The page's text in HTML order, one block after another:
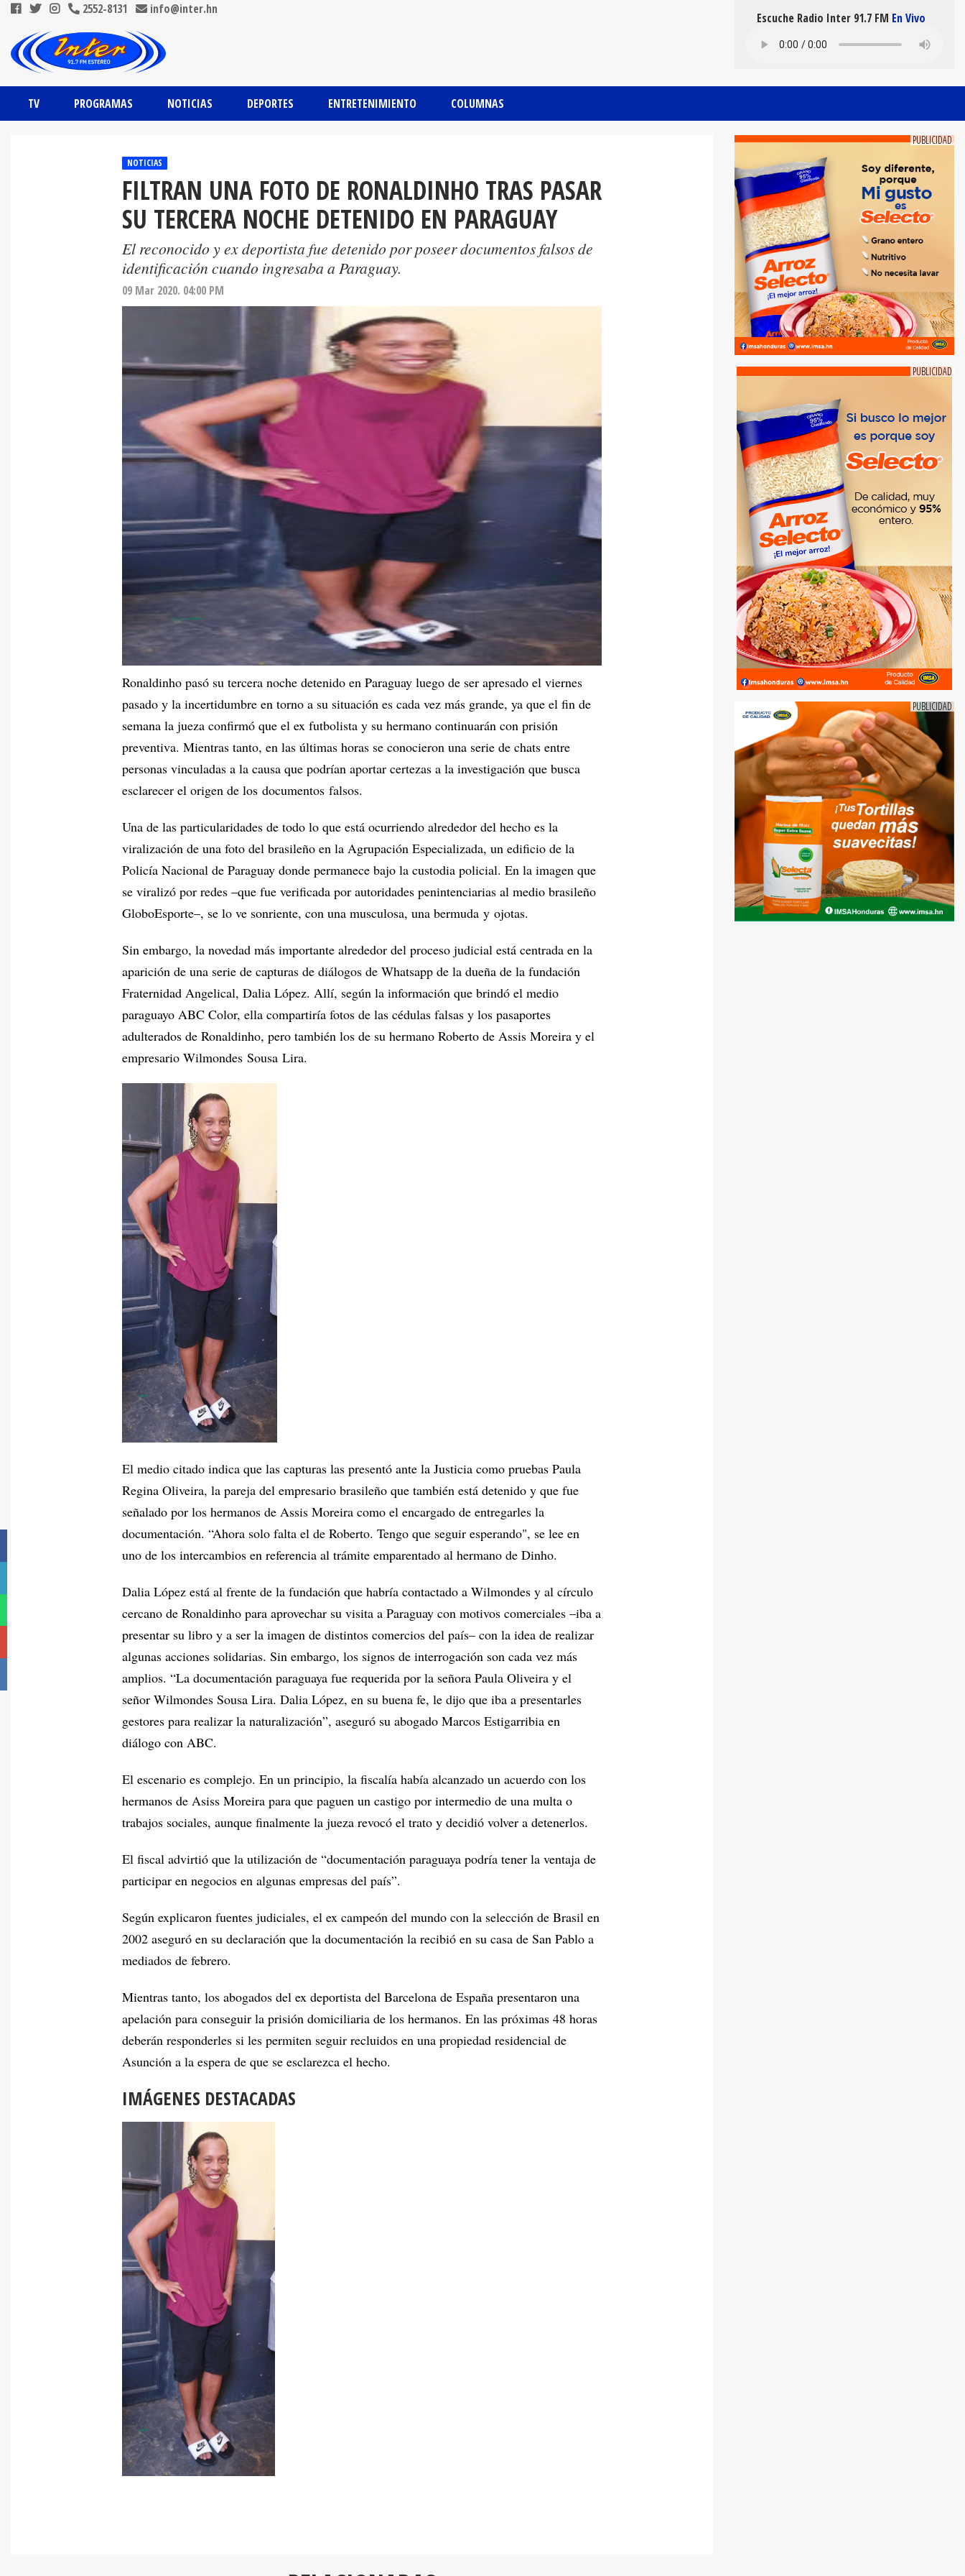
2552-8131 info@inter.hn
TV PROGRAMAS NOTICIAS DEPORTES ENTRETENIMIENTO COLUMNAS
Escuche Radio Inter 91.7 FM En Vivo
NOTICIAS
FILTRAN UNA FOTO DE RONALDINHO TRAS PASAR
SU TERCERA NOCHE DETENIDO EN PARAGUAY
El reconocido y ex deportista fue detenido por poseer documentos falsos de
identificación cuando ingresaba a Paraguay.
09 Mar 2020. 04:00 PM
Ronaldinho pasó su tercera noche detenido en Paraguay luego de ser apresado el viernes
pasado y la incertidumbre en torno a su situación es cada vez más grande, ya que el fin de
semana la jueza confirmó que el ex futbolista y su hermano continuarán con prisión
preventiva. Mientras tanto, en las últimas horas se conocieron una serie de chats entre
personas vinculadas a la causa que podrían aportar certezas a la investigación que busca
esclarecer el origen de los documentos falsos.
Una de las particularidades de todo lo que está ocurriendo alrededor del hecho es la
viralización de una foto del brasileño en la Agrupación Especializada, un edificio de la
Policía Nacional de Paraguay donde permanece bajo la custodia policial. En la imagen que
se viralizó por redes –que fue verificada por autoridades penintenciarias al medio brasileño
GloboEsporte–, se lo ve sonriente, con una musculosa, una bermuda y ojotas.
Sin embargo, la novedad más importante alrededor del proceso judicial está centrada en la
aparición de una serie de capturas de diálogos de Whatsapp de la dueña de la fundación
Fraternidad Angelical, Dalia López. Allí, según la información que brindó el medio
paraguayo ABC Color, ella compartiría fotos de las cédulas falsas y los pasaportes
adulterados de Ronaldinho, pero también los de su hermano Roberto de Assis Moreira y el
empresario Wilmondes Sousa Lira.
El medio citado indica que las capturas las presentó ante la Justicia como pruebas Paula
Regina Oliveira, la pareja del empresario brasileño que también está detenido y que fue
señalado por los hermanos de Assis Moreira como el encargado de entregarles la
documentación. “Ahora solo falta el de Roberto. Tengo que seguir esperando", se lee en
uno de los intercambios en referencia al trámite emparentado al hermano de Dinho.
Dalia López está al frente de la fundación que habría contactado a Wilmondes y al círculo
cercano de Ronaldinho para aprovechar su visita a Paraguay con motivos comerciales –iba a
presentar su libro y a ser la imagen de distintos comercios del país– con la idea de realizar
algunas acciones solidarias. Sin embargo, los signos de interrogación son cada vez más
amplios. “La documentación paraguaya fue requerida por la señora Paula Oliveira y el
señor Wilmondes Sousa Lira. Dalia López, en su buena fe, le dijo que iba a presentarles
gestores para realizar la naturalización”, aseguró su abogado Marcos Estigarribia en
diálogo con ABC.
El escenario es complejo. En un principio, la fiscalía había alcanzado un acuerdo con los
hermanos de Asiss Moreira para que paguen un castigo por intermedio de una multa o
trabajos sociales, aunque finalmente la jueza revocó el trato y decidió volver a detenerlos.
El fiscal advirtió que la utilización de “documentación paraguaya podría tener la ventaja de
participar en negocios en algunas empresas del país”.
Según explicaron fuentes judiciales, el ex campeón del mundo con la selección de Brasil en
2002 aseguró en su declaración que la documentación la recibió en su casa de San Pablo a
mediados de febrero.
Mientras tanto, los abogados del ex deportista del Barcelona de España presentaron una
apelación para conseguir la prisión domiciliaria de los hermanos. En las próximas 48 horas
deberán responderles si les permiten seguir recluidos en una propiedad residencial de
Asunción a la espera de que se esclarezca el hecho.
IMÁGENES DESTACADAS